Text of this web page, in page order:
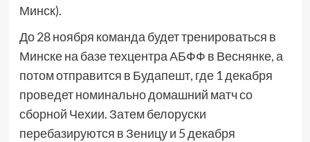
Минск).
До 28 ноября команда будет тренироваться в
Минске на базе техцентра АБФФ в Веснянке, а
потом отправится в Будапешт, где 1 декабря
проведет номинально домашний матч со
сборной Чехии. Затем белоруски
перебазируются в Зеницу и 5 декабря